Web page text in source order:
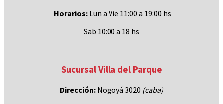
Horarios:Lun a Vie 11:00 a 19:00 hs
Sab 10:00 a 18 hs
Sucursal Villa del Parque
Dirección: Nogoyá 3020 (caba)